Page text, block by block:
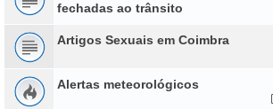
fechadas ao trânsito
Artigos Sexuais em Coimbra
Alertas meteorológicos